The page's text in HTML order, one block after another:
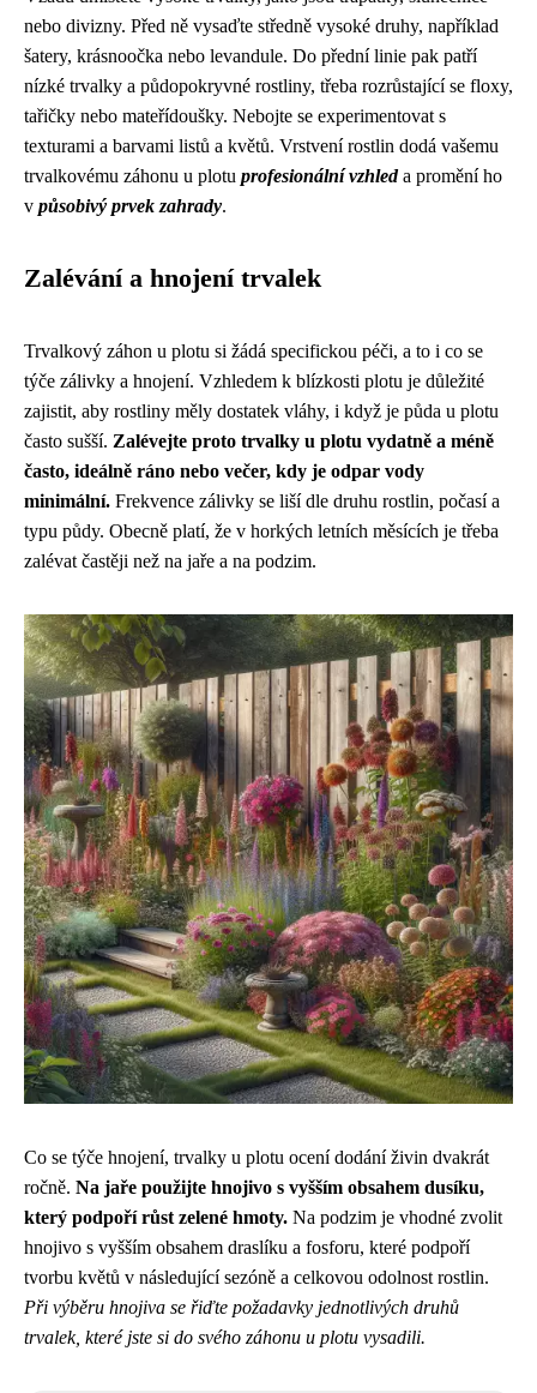
nebo divizny. Před ně vysaďte středně vysoké druhy, například
šatery, krásnoočka nebo levandule. Do přední linie pak patří
nízké trvalky a půdopokryvné rostliny, třeba rozrůstající se floxy,
tařičky nebo mateřídoušky. Nebojte se experimentovat s
texturami a barvami listů a květů. Vrstvení rostlin dodá vašemu
trvalkovému záhonu u plotu profesionální vzhleda promění ho
v působivý prvek zahrady.
Zalévání a hnojení trvalek
Trvalkový záhon u plotu si žádá specifickou péči, a to i co se
týče zálivky a hnojení. Vzhledem k blízkosti plotu je důležité
zajistit, aby rostliny měly dostatek vláhy, i když je půda u plotu
často sušší. Zalévejte proto trvalky u plotu vydatně a méně
často, ideálně ráno nebo večer, kdy je odpar vody
minimální. Frekvence zálivky se liší dle druhu rostlin, počasí a
typu půdy. Obecně platí, že v horkých letních měsících je třeba
zalévat častěji než na jaře a na podzim.
Co se týče hnojení, trvalky u plotu ocení dodání živin dvakrát
ročně. Na jaře použijte hnojivo s vyšším obsahem dusíku,
který podpoří růst zelené hmoty. Na podzim je vhodné zvolit
hnojivo s vyšším obsahem draslíku a fosforu, které podpoří
tvorbu květů v následující sezóně a celkovou odolnost rostlin.
Při výběru hnojiva se řiďte požadavky jednotlivých druhů
trvalek, které jste si do svého záhonu u plotu vysadili.